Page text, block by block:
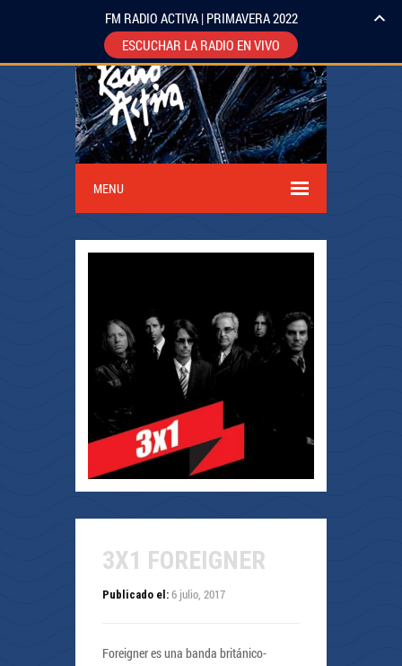
MENU
3X1 FOREIGNER
Publicado el: 6 julio, 2017
Foreigner es una banda británico-
FM RADIO ACTIVA | PRIMAVERA 2022
ESCUCHAR LA RADIO EN VIVO